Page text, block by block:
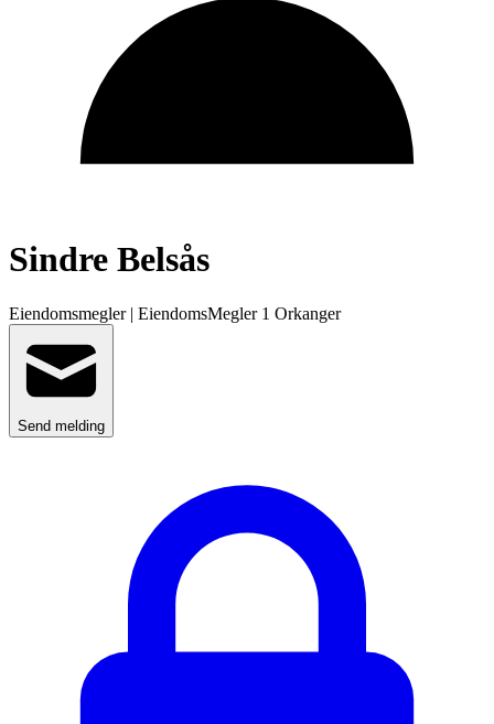
Sindre Belsås
Eiendomsmegler| EiendomsMegler 1 Orkanger
Send melding